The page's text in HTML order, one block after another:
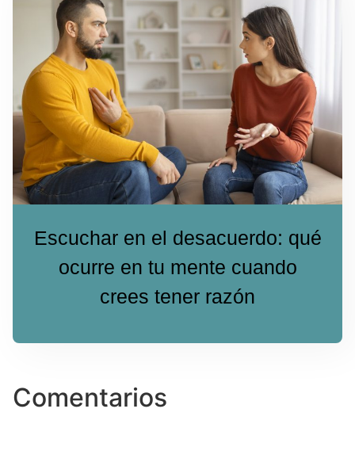
Escuchar en el desacuerdo: qué
ocurre en tu mente cuando
crees tener razón
Comentarios